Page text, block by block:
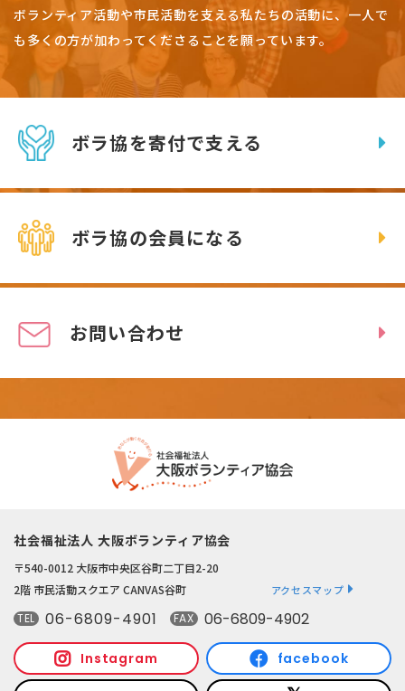
ボランティア活動や市民活動を支える私たちの活動に、一人で
も多くの方が加わってくださることを願っています。
ボラ協を寄付で支える
ボラ協の会員になる
お問い合わせ
社会福祉法人 大阪ボランティア協会
〒540-0012 大阪市中央区谷町二丁目2-20
2階 市民活動スクエア CANVAS谷町
アクセスマップ
TEL 06-6809-4901 FAX 06-6809-4902
Instagram facebook